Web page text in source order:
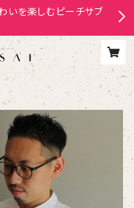
いを楽しむピーチサブ